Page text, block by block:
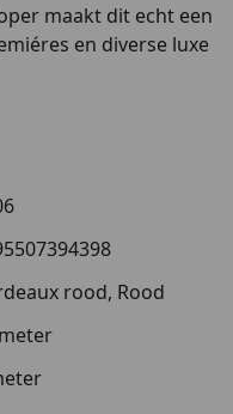
maakt dit echt een
en diverse luxe
rood, Rood